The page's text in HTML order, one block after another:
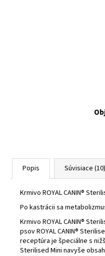
Popis Súvisiace (10)
Krmivo ROYAL CANIN®
Po kastrácii sa
Krmivo ROYAL CANIN®
psov ROYAL CANIN®
receptúra je špeciálne s
Sterilised Mini navyše